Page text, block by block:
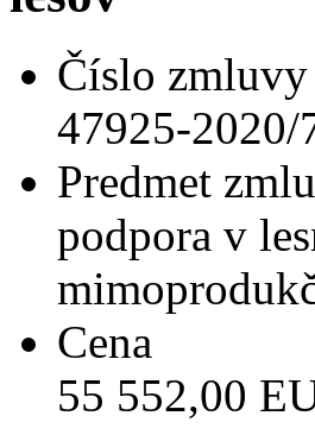
Číslo zmluvy
47925-2020/
Predmet
podpora v
Cena
55 552,00